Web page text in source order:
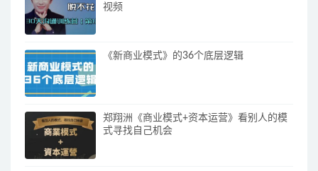
视频
《新商业模式》的36个底层逻辑
郑翔洲《商业模式+资本运营》看别人的模
式寻找自己机会